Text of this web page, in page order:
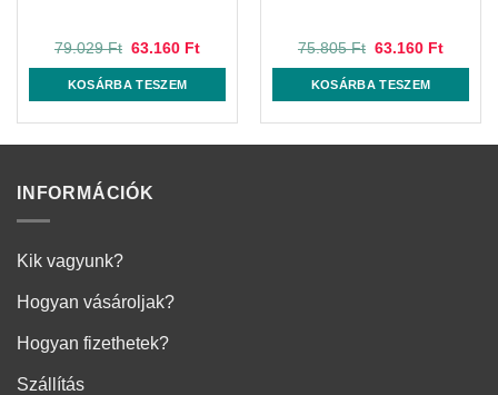
79.029Ft Original
79.029 Ft.
63.160 FtCurrent
KOSÁRBA TESZEM
75.805Ft Original
75.805 Ft.
63.160 FtCurrent
KOSÁRBA TESZEM
INFORMÁCIÓK
Kik vagyunk?
Hogyan vásároljak?
Hogyan fizethetek?
Szállítás